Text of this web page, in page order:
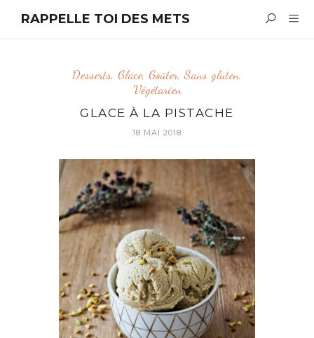
RAPPELLE TOI DES METS
Desserts, Glace, Goûter,Sans gluten,
Végétarien
GLACE À LA PISTACHE
18 MAI 2018